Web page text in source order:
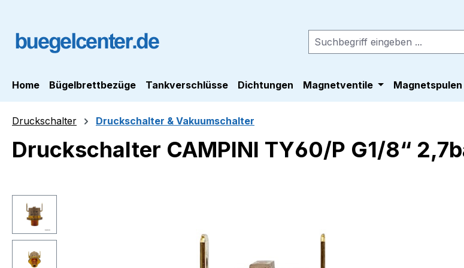
Home Bügelbrettbezüge Tankverschlüsse Dichtungen Magnetventile Magnetspulen
Druckschalter Druckschalter & Vakuumschalter
Druckschalter CAMPINI TY60/P G1/8“
Bildergalerie überspringen